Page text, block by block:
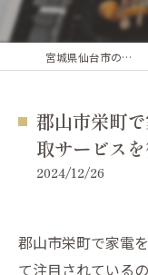
宮城県仙台市の出張買取なら鑑定堂
郡山市栄町
取サービス
2024/12/26
郡山市栄町で家電
て注目されている